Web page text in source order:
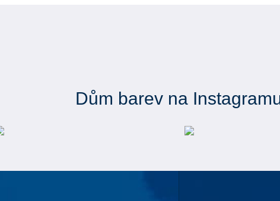
Dům barev na